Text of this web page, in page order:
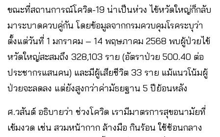
ขณะที่สถานการณ์โควิด-19 น่าเป็นห่วง ไข้หวัดใหญ่ก็กลับ
มาระบาดควบคู่กัน โดยข้อมูลจากกรมควบคุมโรคระบุว่า
ตั้งแต่วันที่ 1 มกราคม – 14 พฤษภาคม 2568 พบผู้ป่วยไข้
หวัดใหญ่สะสมถึง 328,103 ราย (อัตราป่วย 500.40 ต่อ
ประชากรแสนคน) และมีผู้เสียชีวิต 33 ราย แม้แนวโน้มผู้
ป่วยจะลดลง แต่ยังสูงกว่าค่ามัธยฐาน 5 ปีย้อนหลัง
ศ.วสันต์ อธิบายว่า ช่วงโควิด เรามีมาตรการสุขอนามัยที่
เข้มงวด เช่น สวมหน้ากาก ล้างมือ กินร้อน ใช้ช้อนกลาง